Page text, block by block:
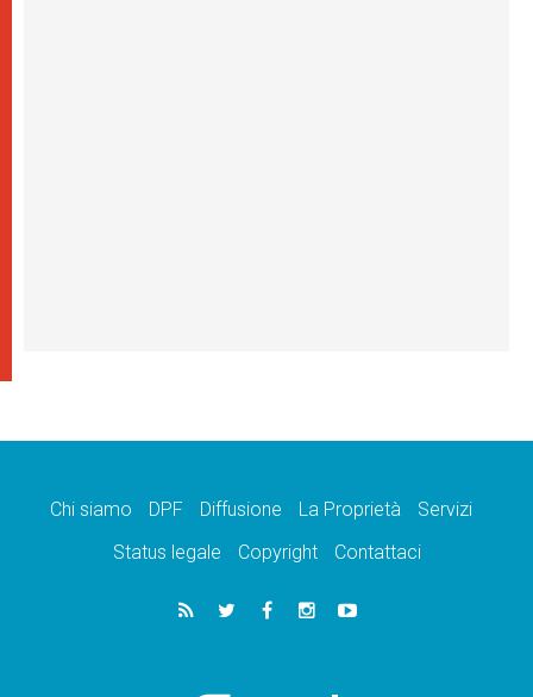
Chi siamo DPF Diffusione La Proprietà
Servizi
Status legale
Copyright Contattaci